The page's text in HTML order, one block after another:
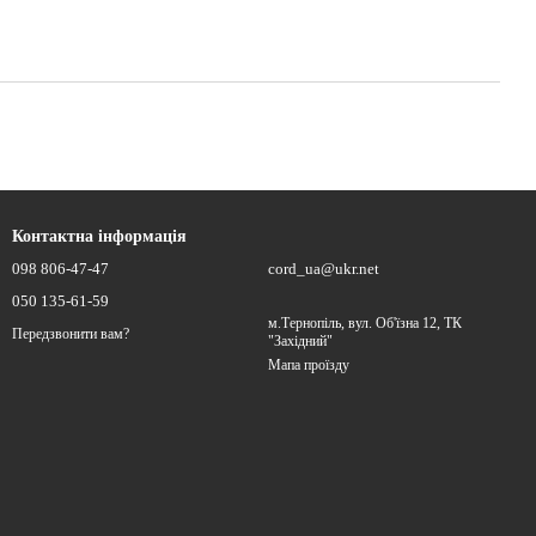
Контактна інформація
098 806-47-47
050 135-61-59
Передзвонити вам?
cord_ua@ukr.net
м.Тернопіль, вул. Об'їзна 12, ТК
"Західний"
Мапа проїзду